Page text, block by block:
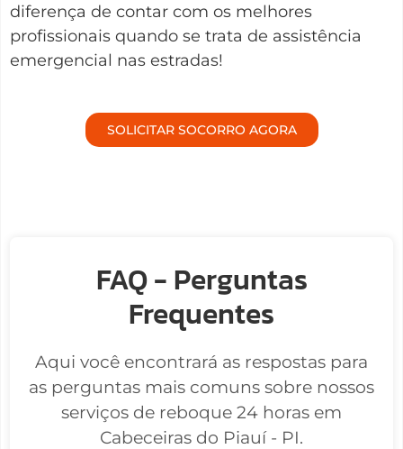
diferença de contar com os melhores
profissionais quando se trata de assistência
emergencial nas estradas!
SOLICITAR SOCORRO AGORA
FAQ - Perguntas
Frequentes
Aqui você encontrará as respostas para
as perguntas mais comuns sobre nossos
serviços de reboque 24 horas em
Cabeceiras do Piauí - PI.